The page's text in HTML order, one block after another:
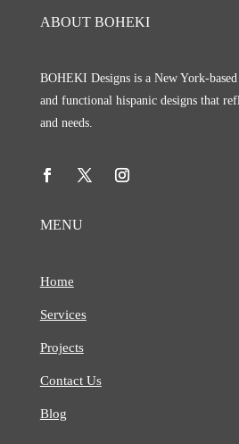
ABOUT BOHEKI
BOHEKI Designs is a New York-
and functional hispanic designs that
and needs.
MENU
Home
Services
Projects
Contact Us
Blog